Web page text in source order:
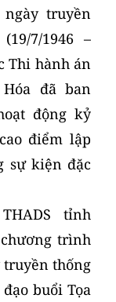
truyền
7/1946 –
Thi hành án
đã ban
động kỷ
điểm lập
sự kiện đặc
tỉnh
trình
truyền thống
buổi Tọa